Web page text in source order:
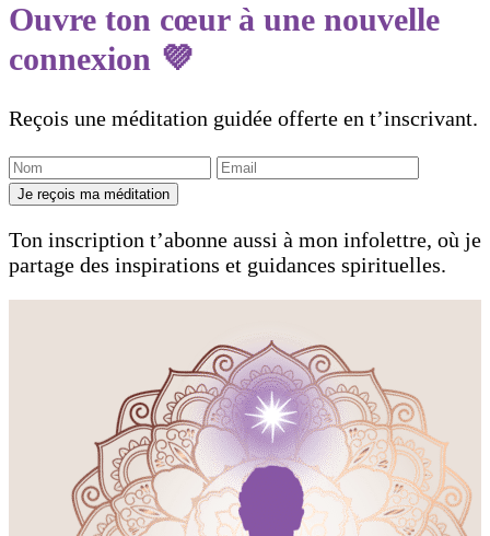
Ouvre ton cœur à une nouvelle
connexion 💜
Reçois une méditation guidée offerte en t’inscrivant.
Je reçois ma méditation
Ton inscription t’abonne aussi à mon infolettre, où je
partage des inspirations et guidances spirituelles.